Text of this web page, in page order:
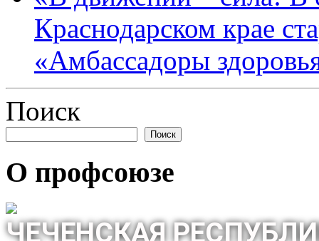
Краснодарском крае
«Амбассадоры
Поиск
Поиск
О профсоюзе
ЧЕЧЕНСКАЯ